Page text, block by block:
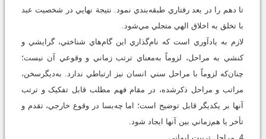
تا دهم را در بعد رفتاري طبقه‌بندي نمود. نتيجة نهايي در شخصيت عبد
با تخلق به اخلاق الهي متجلي مي‌شود.
لازم به يادآوري است که نام‌گذاري اين گام‌هاي شناختي، گرايشي و
کنشي به مراحل، لزوماً به‌معناي ترتب زماني و وقوعي آن نیست؛
چنان‌که لزوماً با مراحل سني انسان نيز ارتباطي ندارد. به‌ديگرسخن،
مراتب و مراحل ذکرشده، در مقام فهم مطلب قابل تفکيک و ترتب
آنها بر يکديگر قابل توضيح است؛ اما چه‌بسا در وقوع خارجي، تقدم و
تأخر يا هم‌زماني بين آنها ايجاد شود.